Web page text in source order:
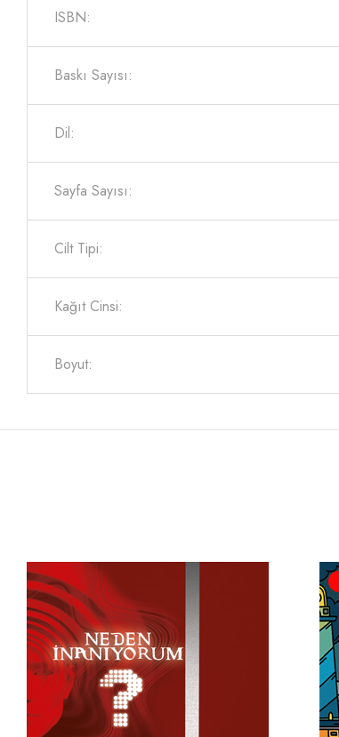
ISBN:
Baskı Sayısı:
Dil:
Sayfa Sayısı:
Cilt Tipi:
Kağıt Cinsi:
Boyut: